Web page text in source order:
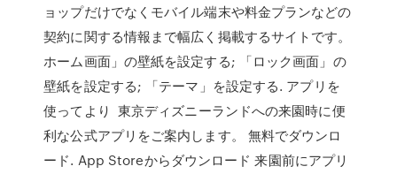
ョップだけでなくモバイル端末や料金プランなどの
契約に関する情報まで幅広く掲載するサイトです。
ホーム画面」の壁紙を設定する; 「ロック画面」の
壁紙を設定する; 「テーマ」を設定する. アプリを
使ってより 東京ディズニーランドへの来園時に便
利な公式アプリをご案内します。 無料でダウンロ
ード. App Storeからダウンロード 来園前にアプリ